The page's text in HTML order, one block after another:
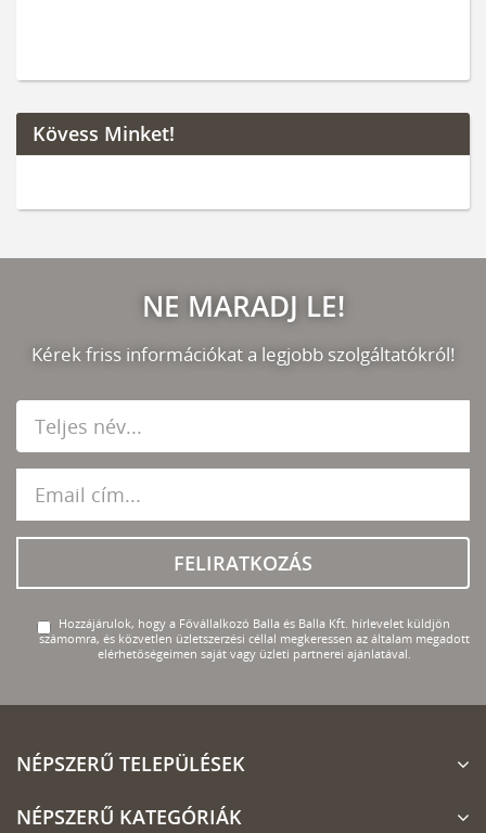
Kövess Minket!
NE MARADJ LE!
Kérek friss információkat a legjobb szolgáltatókról!
FELIRATKOZÁS
Hozzájárulok, hogy a Fővállalkozó Balla és Balla Kft. hírlevelet küldjön
számomra, és közvetlen üzletszerzési céllal megkeressen az általam megadott
elérhetőségeimen saját vagy üzleti partnerei ajánlatával.
NÉPSZERŰ TELEPÜLÉSEK
NÉPSZERŰ KATEGÓRIÁK